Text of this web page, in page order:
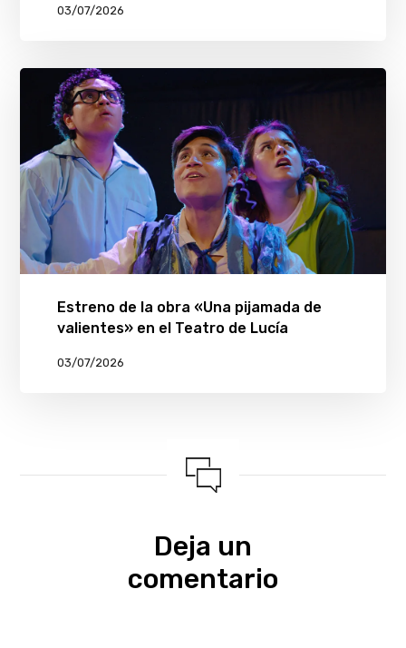
03/07/2026
Estreno de la obra «Una pijamada de
valientes» en el Teatro de Lucía
03/07/2026
Deja un
comentario